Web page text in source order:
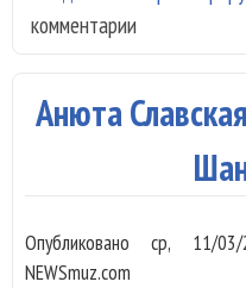
комментарии
Анюта
Опубликованоср, 11/
NEWSmuz.com